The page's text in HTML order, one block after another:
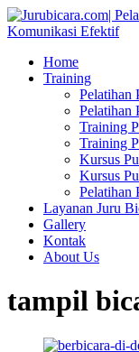
Home
Training
Pelatihan
Pelatihan
Training
Training
Kursus
Kursus
Pelatihan
Layanan Juru
Gallery
Kontak
About Us
tampil